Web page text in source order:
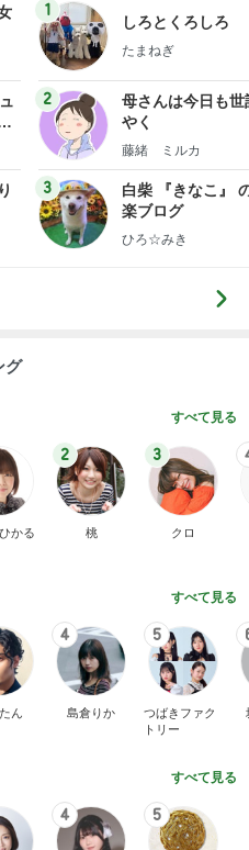
1
しろとくろしろ
たまねぎ
2
母さんは今日も世
やく
藤緒 ミルカ
3
白柴 『きなこ』
楽ブログ
ひろ☆みき
グ
すべて見る
かる
2
桃
3
クロ
すべて見る
ん
4
島倉りか
5
つばきファク
トリー
すべて見る
4 5